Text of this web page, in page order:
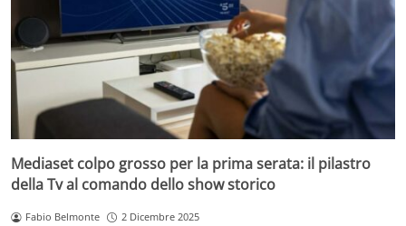
Mediaset colpo grosso per la prima serata: il pilastro
della Tv al comando dello show storico
Fabio Belmonte 2 Dicembre 2025